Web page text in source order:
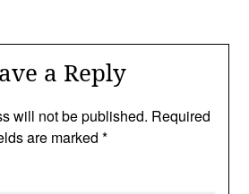
a Reply
will not be published. Required
are marked *